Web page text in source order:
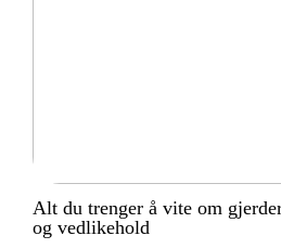
Alt du trenger å vite om
og vedlikehold